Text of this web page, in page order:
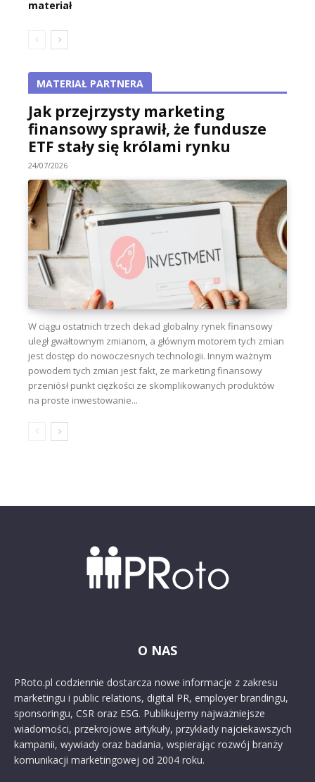
materiał
MATERIAŁ PARTNERA
Jak przejrzysty marketing
finansowy sprawił, że fundusze
ETF stały się królami rynku
24/07/2026
W ciągu ostatnich trzech dekad globalny rynek finansowy
uległ gwałtownym zmianom, a głównym motorem tych zmian
jest dostęp do nowoczesnych technologii. Innym ważnym
powodem tych zmian jest fakt, że marketing finansowy
przeniósł punkt ciężkości ze skomplikowanych produktów
na proste inwestowanie...
O NAS
PRoto.pl codziennie dostarcza nowe informacje z zakresu
marketingu i public relations, digital PR, employer brandingu,
sponsoringu, CSR oraz ESG. Publikujemy najważniejsze
wiadomości, przekrojowe artykuły, przykłady najciekawszych
kampanii, wywiady oraz badania, wspierając rozwój branży
komunikacji marketingowej od 2004 roku.